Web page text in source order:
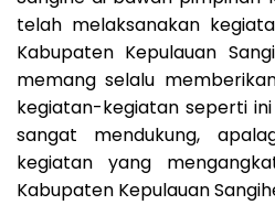
telah melaksanakan
Kabupaten Kepulauan
memang selalu
kegiatan-kegiatan seperti
sangat mendukung,
kegiatan yang
Kabupaten Kepulauan